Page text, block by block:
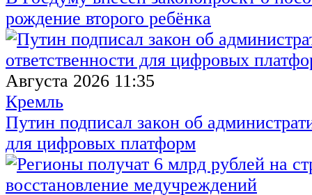
рождение второго ребёнка
Августа 2026 11:35
Кремль
Путин подписал закон об
для цифровых платформ